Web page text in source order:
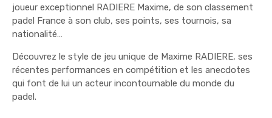
joueur exceptionnel RADIERE Maxime, de son classement
padel France à son club, ses points, ses tournois, sa
nationalité…
Découvrez le style de jeu unique de Maxime RADIERE, ses
récentes performances en compétition et les anecdotes
qui font de lui un acteur incontournable du monde du
padel.